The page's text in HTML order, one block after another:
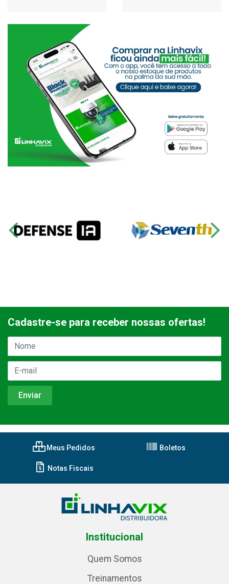
Cadastre-se para receber nossas ofertas!
Meus Pedidos Boletos
Notas Fiscais
Institucional
Quem Somos
Treinamentos